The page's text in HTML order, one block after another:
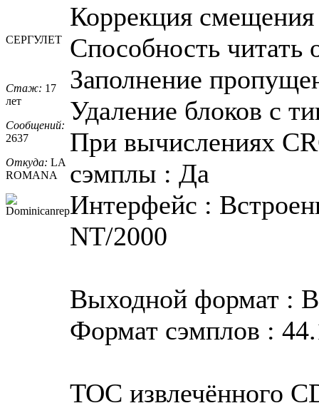
СЕРГУЛЕТ
Стаж: 17
лет
Сообщений:
2637
Откуда: LA
ROMANA
Коррекция
Способность
Заполнение
Удаление блоков с
При вычислениях
сэмплы : Да
Интерфейс :
NT/2000
Выходной формат :
Формат сэмплов :
TOC извлечённого